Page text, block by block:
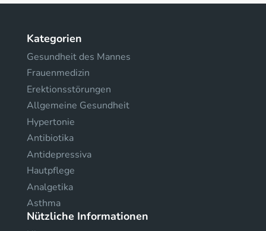
Kategorien
Gesundheit des Mannes
Frauenmedizin
Erektionsstörungen
Allgemeine Gesundheit
Hypertonie
Antibiotika
Antidepressiva
Hautpflege
Analgetika
Asthma
Nützliche Informationen